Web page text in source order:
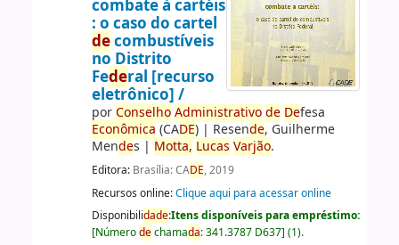
combate à cartéis
: o caso do cartel
decombustíveis
no Distrito
Federal [recurso
eletrônico] /
porConselho Administrativo de Defesa
Econômica (CADE)| Resende, Guilherme
Mendes | Motta, Lucas Varjão.
Editora: Brasília: CADE, 2019
Recursos online:Clique aqui para acessar online
Disponibilidade:Itens disponíveis para empréstimo:
[Númerodechamada:341.3787 D637] (1).